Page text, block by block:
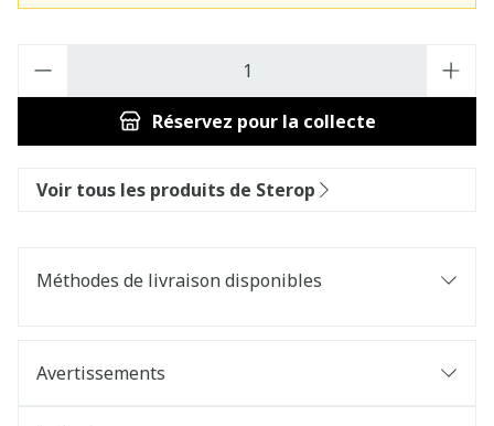
Réservez pour la collecte
Voir tous les produits de Sterop
Méthodes de livraison disponibles
Avertissements